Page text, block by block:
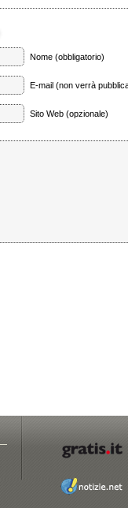
Nome (obbligatorio)
E-mail (non verrà
Sito Web (opzionale)